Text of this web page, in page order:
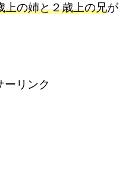
上の姉と２歳上の兄が
ーリンク